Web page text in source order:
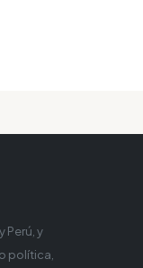
Perú, y
política,